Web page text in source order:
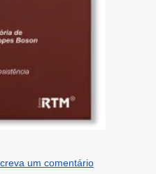
um comentário